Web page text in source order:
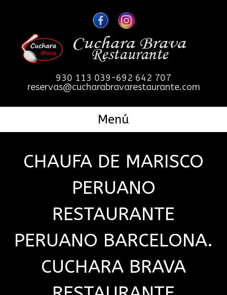
930 113 039-692 642 707
reservas@cucharabravarestaurante.com
Menú
CHAUFA DE MARISCO
PERUANO
RESTAURANTE
PERUANO BARCELONA.
CUCHARA BRAVA